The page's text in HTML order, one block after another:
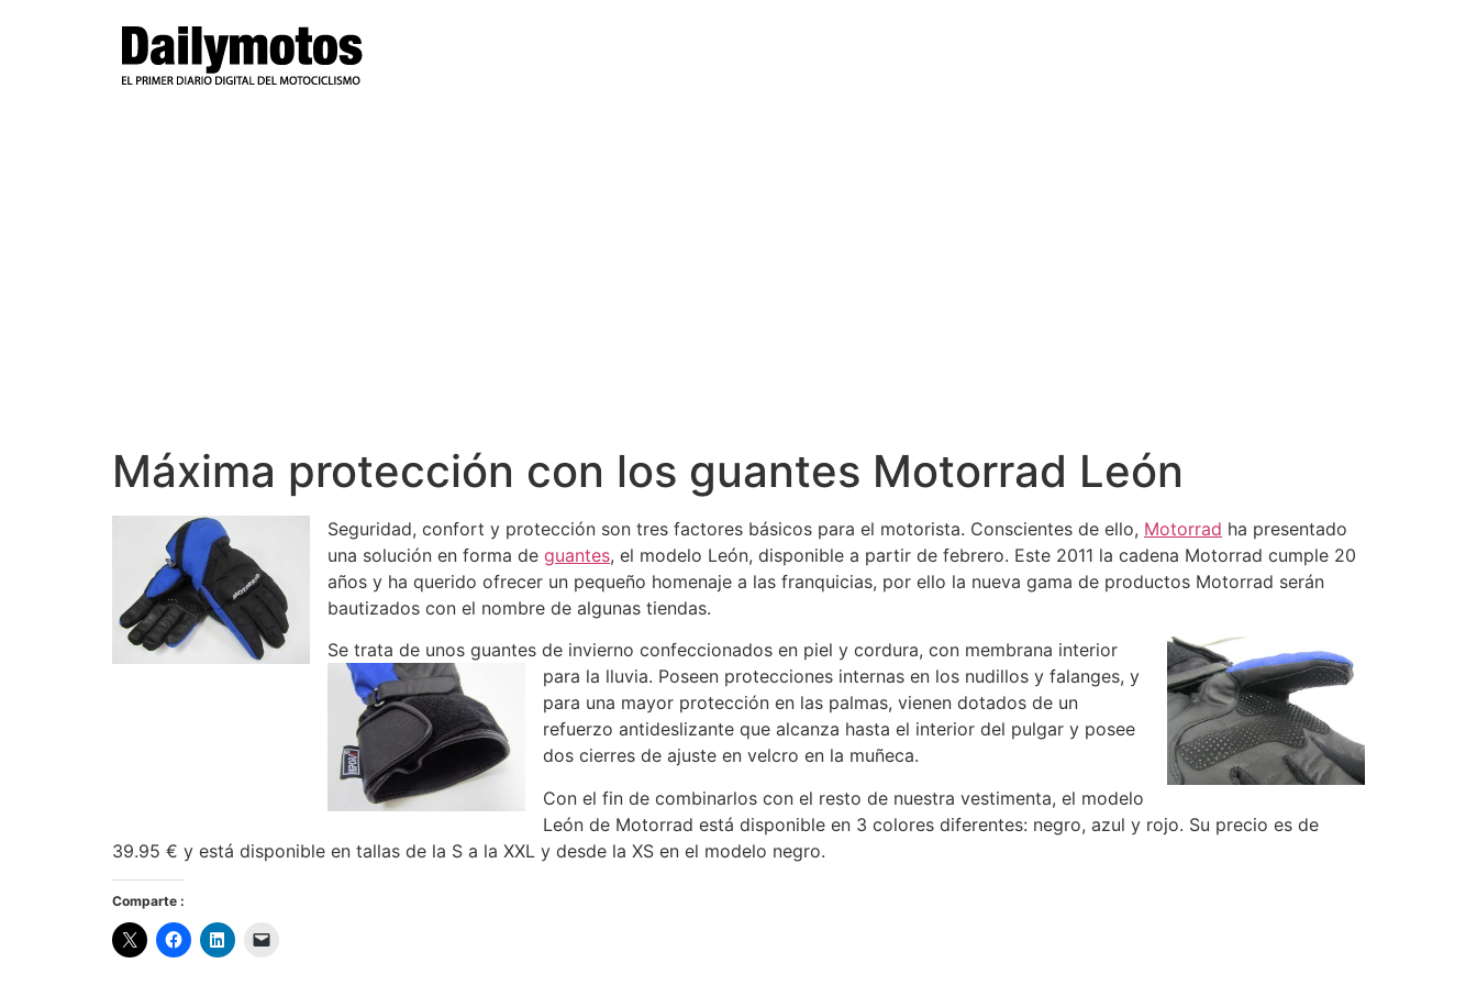
Máxima protección con los guantes Motorrad León
Seguridad, confort y protección son tres factores básicos para el motorista. Conscientes de ello, Motorrad ha presentado
una solución en forma de guantes, el modelo León, disponible a partir de febrero. Este 2011 la cadena Motorrad cumple 20
años y ha querido ofrecer un pequeño homenaje a las franquicias, por ello la nueva gama de productos Motorrad serán
bautizados con el nombre de algunas tiendas.
Se trata de unos guantes de invierno confeccionados en piel y cordura, con membrana interior
para la lluvia. Poseen protecciones internas en los nudillos y falanges, y
para una mayor protección en las palmas, vienen dotados de un
refuerzo antideslizante que alcanza hasta el interior del pulgar y posee
dos cierres de ajuste en velcro en la muñeca.
Con el fin de combinarlos con el resto de nuestra vestimenta, el modelo
León de Motorrad está disponible en 3 colores diferentes: negro, azul y rojo. Su precio es de
39.95 € y está disponible en tallas de la S a la XXL y desde la XS en el modelo negro.
Comparte :